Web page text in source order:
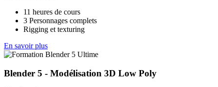
11 heures de cours
3 Personnages complets
Rigging et texturing
En savoir plus
Blender 5 - Modélisation 3D Low Poly